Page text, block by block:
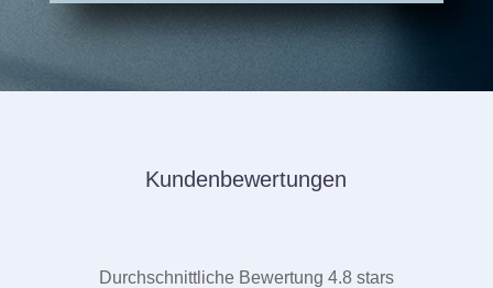
Kundenbewertungen
Durchschnittliche Bewertung 4.8 stars